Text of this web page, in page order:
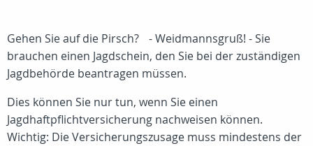
Gehen Sie auf die Pirsch? - Weidmannsgruß! - Sie
brauchen einen Jagdschein, den Sie bei der zuständigen
Jagdbehörde beantragen müssen.
Dies können Sie nur tun, wenn Sie einen
Jagdhaftpflichtversicherung nachweisen können.
Wichtig: Die Versicherungszusage muss mindestens der